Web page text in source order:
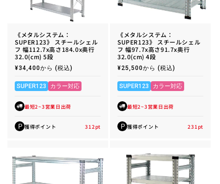
《メタルシステム：
SUPER123》 スチールシェル
フ 幅112.7x高さ184.0x奥行
32.0(cm) 5段
通
価
格
¥34,400から (税込)
SUPER123 カラー対応
最短2~3営業日出荷
P 獲得ポイント 312pt
《メタルシステム：
SUPER123》 スチールシェル
フ 幅97.7x高さ91.7x奥行
32.0(cm) 4段
通
価
格
¥25,500から (税込)
SUPER123 カラー対応
最短2~3営業日出荷
P 獲得ポイント 231 pt